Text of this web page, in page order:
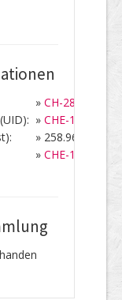
» CH-
» CHE-
» 258.964
» CHE-